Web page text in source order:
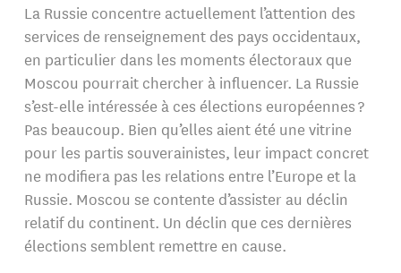
La Russie concentre actuellement l’attention des
services de renseignement des pays occidentaux,
en particulier dans les moments électoraux que
Moscou pourrait chercher à influencer. La Russie
s’est-elle intéressée à ces élections européennes ?
Pas beaucoup. Bien qu’elles aient été une vitrine
pour les partis souverainistes, leur impact concret
ne modifiera pas les relations entre l’Europe et la
Russie. Moscou se contente d’assister au déclin
relatif du continent. Un déclin que ces dernières
élections semblent remettre en cause.